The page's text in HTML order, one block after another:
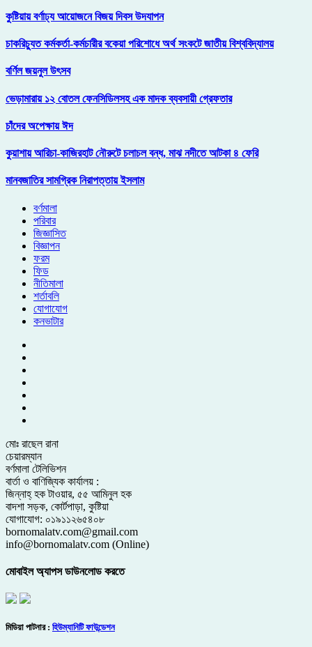
কুষ্টিয়ায় বর্ণাঢ্য আয়োজনে বিজয় দিবস উদযাপন
চাকরিচ্যুত কর্মকর্তা-কর্মচারীর বকেয়া পরিশোধে অর্থ সংকটে জাতীয় বিশ্ববিদ্যালয়
বর্ণিল জয়নুল উৎসব
ভেড়ামারায় ১২ বোতল ফেনসিডিলসহ এক মাদক ব্যবসায়ী গ্রেফতার
চাঁদের অপেক্ষায় ঈদ
কুয়াশায় আরিচা-কাজিরহাট নৌরুটে চলাচল বন্ধ, মাঝ নদীতে আটকা ৪ ফেরি
মানবজাতির সামগ্রিক নিরাপত্তায় ইসলাম
বর্ণমালা
পরিবার
জিজ্ঞাসিত
বিজ্ঞাপন
ফরম
ফিড
নীতিমালা
শর্তাবলি
যোগাযোগ
কনভাটার
মোঃ রাছেল রানা
চেয়ারম্যান
বর্ণমালা টেলিভিশন
বার্তা ও বাণিজ্যিক কার্যালয় :
জিন্নাহ্ হক টাওয়ার, ৫৫ আমিনুল হক
বাদশা সড়ক, কোর্টপাড়া, কুষ্টিয়া
যোগাযোগ: ০১৯১১২৬৫৪০৮
bornomalatv.com@gmail.com
info@bornomalatv.com (Online)
মোবাইল অ্যাপস ডাউনলোড করতে
মিডিয়া পাটনার : হিউম্যানিটি ফাউন্ডেশন